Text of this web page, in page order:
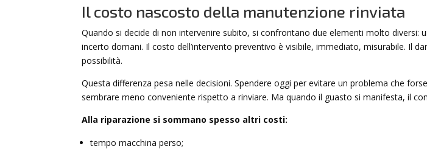
Il costo nascosto della manutenzione rinviata
Quando si decide di non intervenire subito, si confrontano due elementi molto diversi:
incerto domani. Il costo dell’intervento preventivo è visibile, immediato, misurabile. Il
possibilità.
Questa differenza pesa nelle decisioni. Spendere oggi per evitare un problema che
sembrare meno conveniente rispetto a rinviare. Ma quando il guasto si manifesta, il
Alla riparazione si sommano spesso altri costi:
tempo macchina perso;